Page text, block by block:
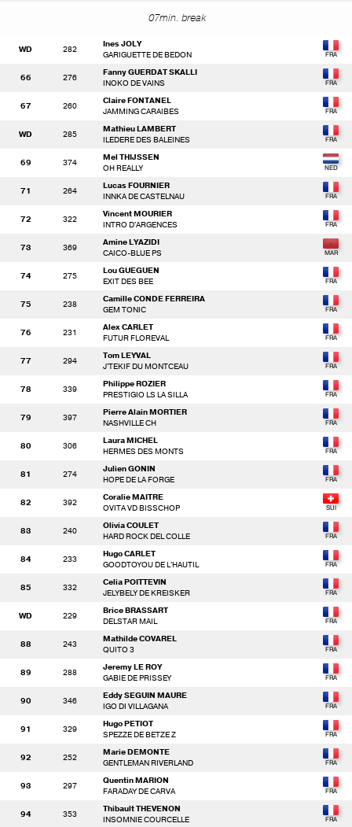
07min. break
WD 282
Ines JOLY
GARIGUETTE DE BEDON
66 276
Fanny GUERDAT SKALLI
INOKO DE VAINS
67 260
Claire FONTANEL
JAMMING CARAIBES
WD 285
Mathieu LAMBERT
ILEDERE DES BALEINES
69 374
Mel THIJSSEN
OH REALLY
71 264
Lucas FOURNIER
INNKA DE CASTELNAU
72 322
Vincent MOURIER
INTRO D'ARGENCES
73 369
Amine LYAZIDI
CAICO-BLUE PS
74 275
Lou GUEGUEN
EXIT DES BEE
75 238
Camille CONDE FERREIRA
GEM TONIC
76 231
Alex CARLET
FUTUR FLOREVAL
77 294
Tom LEYVAL
J'TEKIF DU MONTCEAU
78 339
Philippe ROZIER
PRESTIGIO LS LA SILLA
79 397
Pierre Alain MORTIER
NASHVILLE CH
80 306
Laura MICHEL
HERMES DES MONTS
81 274
Julien GONIN
HOPE DE LA FORGE
82 392
Coralie MAITRE
OVITA VD BISSCHOP
83 240
Olivia COULET
HARD ROCK DEL COLLE
84 233
Hugo CARLET
GOODTOYOU DE L'HAUTIL
85 332
Celia POITTEVIN
JELYBELY DE KREISKER
WD 229
Brice BRASSART
DELSTAR MAIL
88 243
Mathilde COVAREL
QUITO 3
89 288
Jeremy LE ROY
GABIE DE PRISSEY
90 346
Eddy SEGUIN MAURE
IGO DI VILLAGANA
91 329
Hugo PETIOT
SPEZZE DE BETZE Z
92 252
Marie DEMONTE
GENTLEMAN RIVERLAND
93 297
Quentin MARION
FARADAY DE CARVA
94 353
Thibault THEVENON
INSOMNIE COURCELLE